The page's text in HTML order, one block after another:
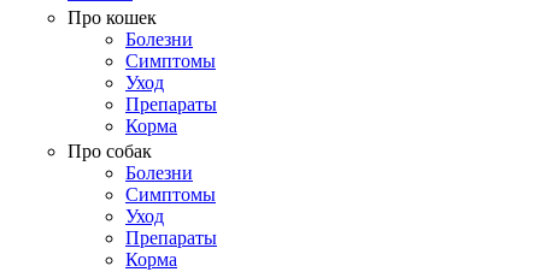
Про кошек
Болезни
Симптомы
Уход
Препараты
Корма
Про собак
Болезни
Симптомы
Уход
Препараты
Корма